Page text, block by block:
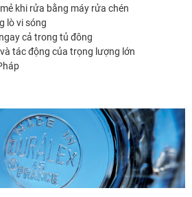
khi rửa bằng máy rửa chén
lò vi sóng
cả trong tủ đông
tác động của trọng lượng lớn